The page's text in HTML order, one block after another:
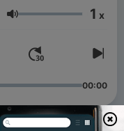
Volumen 1 x
00:00